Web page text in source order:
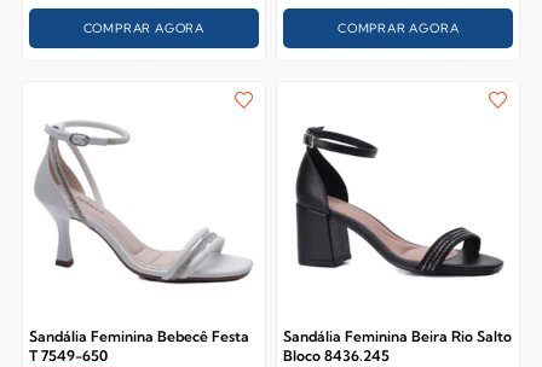
COMPRAR AGORA COMPRAR AGORA
Sandália Feminina Bebecê Festa
T 7549-650
Sandália Feminina Beira Rio Salto
Bloco 8436.245